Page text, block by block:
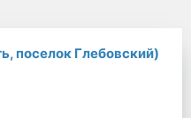
поселок Глебовский)